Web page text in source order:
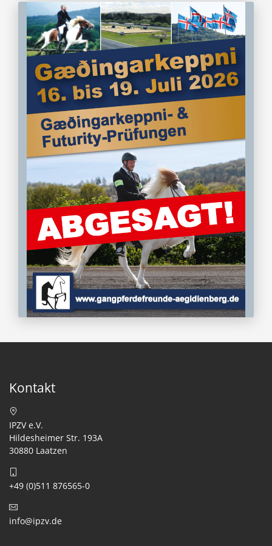
Kontakt
IPZV e.V.
Hildesheimer Str. 193A
30880 Laatzen
+49 (0)511 876565-0
info@ipzv.de